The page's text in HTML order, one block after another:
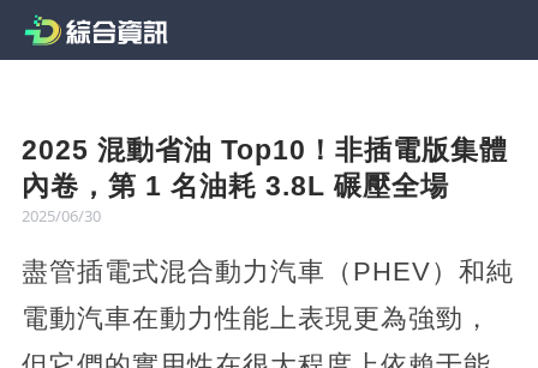
2025 混動省油 Top10！非插電版集體
內卷，第 1 名油耗 3.8L 碾壓全場
2025/06/30
盡管插電式混合動力汽車（PHEV）和純
電動汽車在動力性能上表現更為強勁，